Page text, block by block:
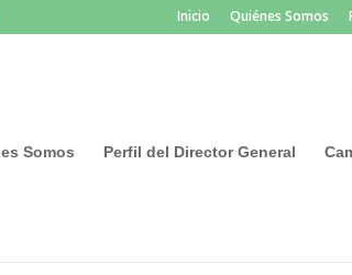
Inicio Quiénes Somos
Somos Perfil del Director General